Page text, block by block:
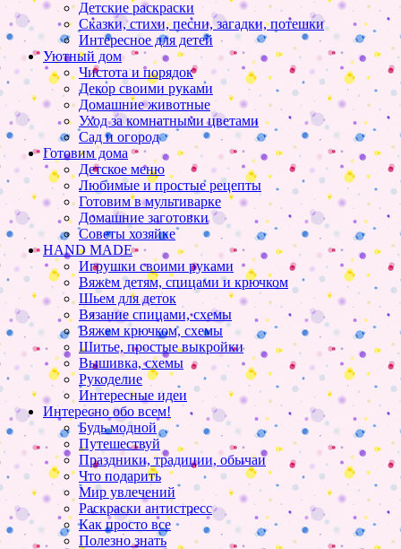
Детские раскраски
Сказки, стихи, песни, загадки, потешки
Интересное для детей
Уютный дом
Чистота и порядок
Декор своими руками
Домашние животные
Уход за комнатными цветами
Сад и огород
Готовим дома
Детское меню
Любимые и простые рецепты
Готовим в мультиварке
Домашние заготовки
Советы хозяйке
HAND MADE
Игрушки своими руками
Вяжем детям, спицами и крючком
Шьем для деток
Вязание спицами, схемы
Вяжем крючком, схемы
Шитье, простые выкройки
Вышивка, схемы
Рукоделие
Интересные идеи
Интересно обо всем!
Будь модной
Путешествуй
Праздники, традиции, обычаи
Что подарить
Мир увлечений
Раскраски антистресс
Как просто все
Полезно знать